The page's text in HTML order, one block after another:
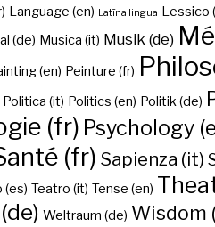
Language (en) Latīna lingua Lessico
(de) Musica (it) Musik (de)
(en) Peinture (fr)
Politica (it) Politics (en) Politik (de)
(fr) Psychology
(fr) Sapienza (it)
(es) Teatro (it) Tense (en)
Weltraum (de) Wisdom